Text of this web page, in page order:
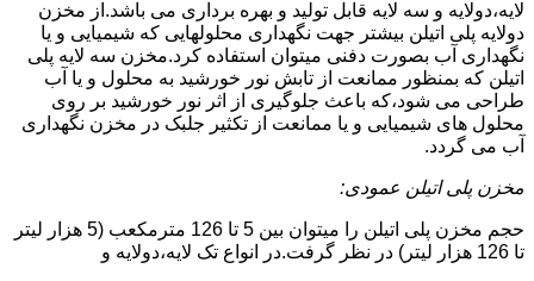
لایه،دولایه و سه لایه قابل تولید و بهره برداری می باشد.از مخزن
دولایه پلی اتیلن بیشتر جهت نگهداری محلولهایی که شیمیایی و یا
نگهداری آب بصورت دفنی میتوان استفاده کرد.مخزن سه لایه پلی
اتیلن که بمنظور ممانعت از تابش نور خورشید به محلول و یا آب
طراحی می شود،که باعث جلوگیری از اثر نور خورشید بر روی
محلول های شیمیایی و یا ممانعت از تکثیر جلبک در مخزن نگهداری
آب می گردد.
مخزن پلی اتیلن عمودی:
حجم مخزن پلی اتیلن را میتوان بین 5 تا 126 مترمکعب (5 هزار لیتر
تا 126 هزار لیتر) در نظر گرفت.در انواع تک لایه،دولایه و